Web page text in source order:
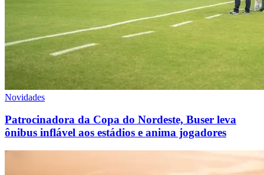
Novidades
Patrocinadora da Copa do Nordeste, Buser leva
ônibus inflável aos estádios e anima jogadores